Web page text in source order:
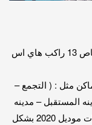
لذلك ايجار عربيه 13 راكب الى الغردقه ميني باص 13 راكب هاي اس
مثل : ( التجمع –
المستقبل – مدينه
مدنتى – مدينه نصر …. وغيرهم )بالتالى الباصات موديل 2020 بشكل